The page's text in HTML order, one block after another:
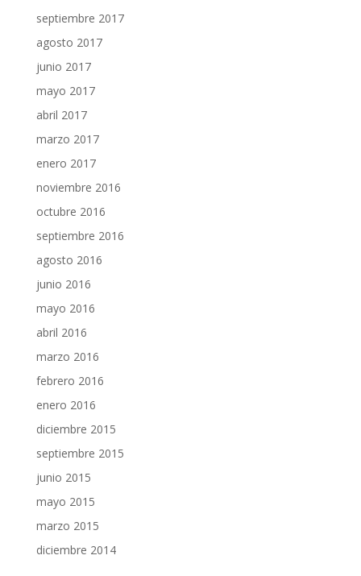
septiembre 2017
agosto 2017
junio 2017
mayo 2017
abril 2017
marzo 2017
enero 2017
noviembre 2016
octubre 2016
septiembre 2016
agosto 2016
junio 2016
mayo 2016
abril 2016
marzo 2016
febrero 2016
enero 2016
diciembre 2015
septiembre 2015
junio 2015
mayo 2015
marzo 2015
diciembre 2014